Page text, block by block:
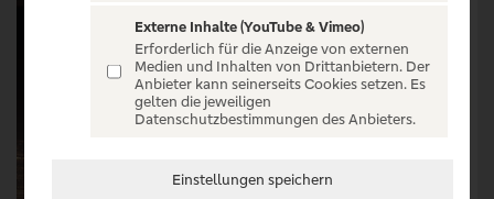
Externe Inhalte (YouTube & Vimeo)
Erforderlich für die Anzeige von externen
Medien und Inhalten von Drittanbietern. Der
Anbieter kann seinerseits Cookies setzen. Es
gelten die jeweiligen
Datenschutzbestimmungen des Anbieters.
Einstellungen speichern